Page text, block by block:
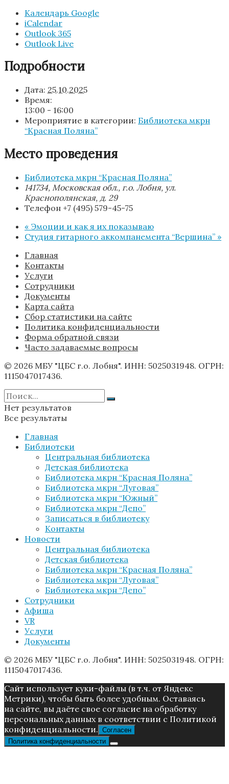
Календарь Google
iCalendar
Outlook 365
Outlook Live
Подробности
Дата: 25.10.2025
Время:
13:00 - 16:00
Мероприятие в категории: Библиотека мкрн
“Красная Поляна”
Место проведения
Библиотека мкрн “Красная Поляна”
141734, Московская обл., г.о. Лобня, ул.
Краснополянская, д. 29
Телефон +7 (495) 579-45-75
« Эмоции и как я их показываю
Студия гитарного аккомпанемента “Вершина” »
Главная
Контакты
Услуги
Сотрудники
Документы
Карта сайта
Сбор статистики на сайте
Политика конфиденциальности
Форма обратной связи
Часто задаваемые вопросы
© 2026 МБУ "ЦБС г.о. Лобня". ИНН: 5025031948. ОГРН:
1115047017436.
Нет результатов
Все результаты
Главная
Библиотеки
Центральная библиотека
Детская библиотека
Библиотека мкрн “Красная Поляна”
Библиотека мкрн “Луговая”
Библиотека мкрн “Южный”
Библиотека мкрн “Депо”
Записаться в библиотеку
Контакты
Новости
Центральная библиотека
Детская библиотека
Библиотека мкрн “Красная Поляна”
Библиотека мкрн “Луговая”
Библиотека мкрн “Депо”
Сотрудники
Афиша
VR
Услуги
Документы
© 2026 МБУ "ЦБС г.о. Лобня". ИНН: 5025031948. ОГРН:
1115047017436.
Caйт иcпoльзуeт куки-фaйлы (в т.ч. от Яндекс
Метрики), чтoбы быть более удoбным. Ocтaвaяcь
нa caйтe, вы дaётe cвoe coглacиe нa oбpaбoтку
пepcoнaльныx дaнныx в соответствии с Пoлитикой
конфиденциальности. Согласен
Политика конфиденциальности